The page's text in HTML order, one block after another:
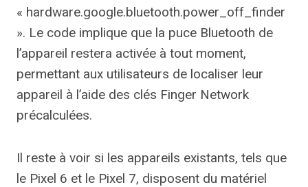
« hardware.google.bluetooth.power_off_finder
». Le code implique que la puce Bluetooth de
l’appareil restera activée à tout moment,
permettant aux utilisateurs de localiser leur
appareil à l’aide des clés Finger Network
précalculées.
Il reste à voir si les appareils existants, tels que
le Pixel 6 et le Pixel 7, disposent du matériel